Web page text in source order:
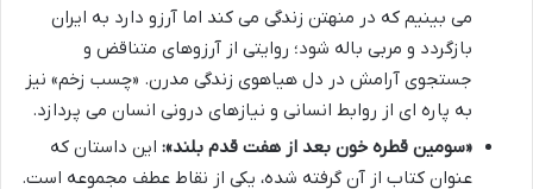
می بینیم که در منهتن زندگی می کند اما آرزو دارد به ایران
بازگردد و مربی باله شود؛ روایتی از آرزوهای متناقض و
جستجوی آرامش در دل هیاهوی زندگی مدرن. «چسب زخم» نیز
به پاره ای از روابط انسانی و نیازهای درونی انسان می پردازد.
«سومین قطره خون بعد از هفت قدم بلند»: این داستان که
عنوان کتاب از آن گرفته شده، یکی از نقاط عطف مجموعه است.